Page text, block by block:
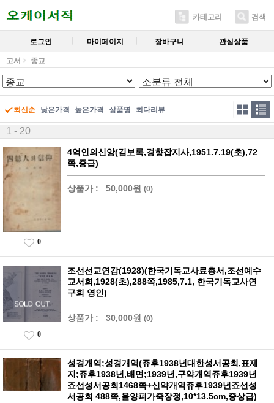
카테고리 검색
로그인 마이페이지 장바구니 관심상품
고서 종교
최신순 낮은가격 높은가격 상품명 최다리뷰
1 - 20
4억인의신앙(김보록,경향잡지사,1951.7.19(초),72
쪽,중급)
상품가 : 50,000원 (0)
0
조선선교연감(1928)(한국기독교사료총서,조선예수
교서회,1928(초),288쪽,1985,7.1, 한국기독교사연
구회 영인)
상품가 : 30,000원 (0)
0
셩경개역;성경개역(쥬후1938년대한성서공회,표제
지;쥬후1938년,배면;1939년,구약개역쥬후1939년
죠선셩서공회1468쪽+신약개역쥬후1939년죠선셩
서공회 488쪽,올양피가죽장정,10*13.5cm,중상급)